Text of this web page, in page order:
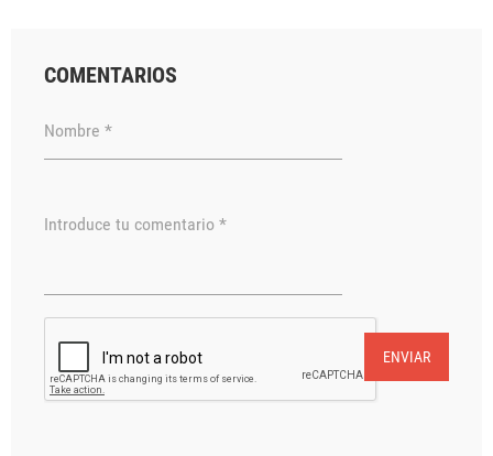
COMENTARIOS
Nombre *
Introduce tu comentario *
ENVIAR